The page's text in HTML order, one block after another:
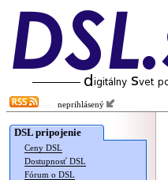
neprihlásený
DSL pripojenie
Ceny DSL
Dostupnosť DSL
Fórum o DSL